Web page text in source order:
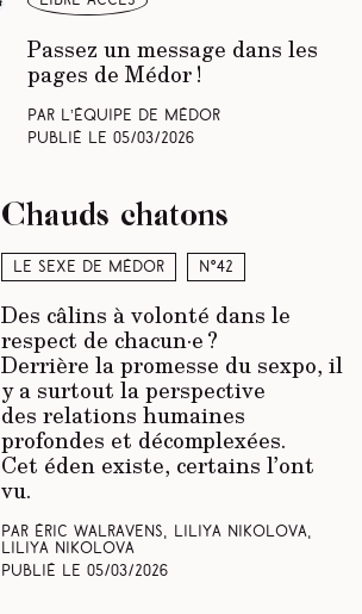
Passez un message dans les
pages de Médor !
Par L’équipe de Médor
Publié le05/03/2026
Le sexe de Médor N°42
Chauds chatons
Des câlins à volonté dans le
respect de chacun·e ?
Derrière la promesse du sexpo, il
y a surtout la perspective
des relations humaines
profondes et décomplexées.
Cet éden existe, certains l’ont
vu.
Par Éric Walravens, Liliya Nikolova,
Liliya Nikolova
Publié le05/03/2026